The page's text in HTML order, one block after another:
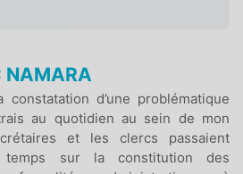
constatation d’une problématique
au quotidien au sein de mon
et les clercs passaient
temps sur la constitution des